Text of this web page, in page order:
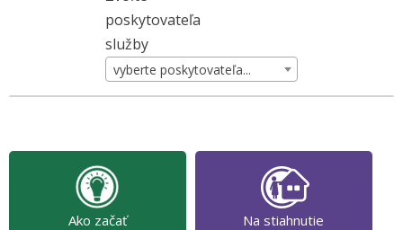
poskytovateľa
služby
vyberte poskytovateľa...
Ako začať Na stiahnutie